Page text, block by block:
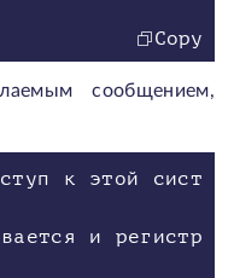
Copy
сообщением,
к этой сист
и регистр